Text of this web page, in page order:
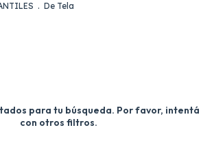
. De Tela
para tu búsqueda. Por favor, intentá
con otros filtros.